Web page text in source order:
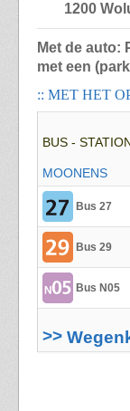
1200
Met de auto:
met een
:: MET HET
BUS -
MOONENS
Bus 27
Bus 29
Bus N05
>>